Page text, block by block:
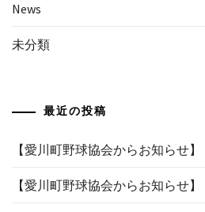
News
未分類
最近の投稿
【愛川町野球協会からお知らせ】
【愛川町野球協会からお知らせ】